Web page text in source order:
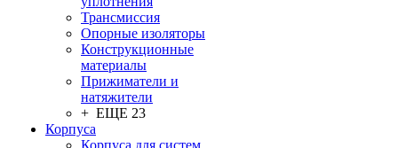
Трансмиссия
Опорные изоляторы
Конструкционные
материалы
Прижиматели и
натяжители
+ ЕЩЕ 23
Корпуса
Корпуса для систем